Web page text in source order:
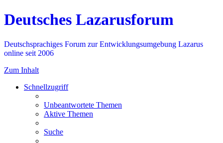
Deutsches Lazarusforum
Deutschsprachiges Forum zur Entwicklungsumgebung Lazarus
online seit 2006
Zum Inhalt
Schnellzugriff
Unbeantwortete Themen
Aktive Themen
Suche